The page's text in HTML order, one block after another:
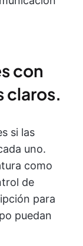
con
claros.
si las
uno.
como
de
para
puedan